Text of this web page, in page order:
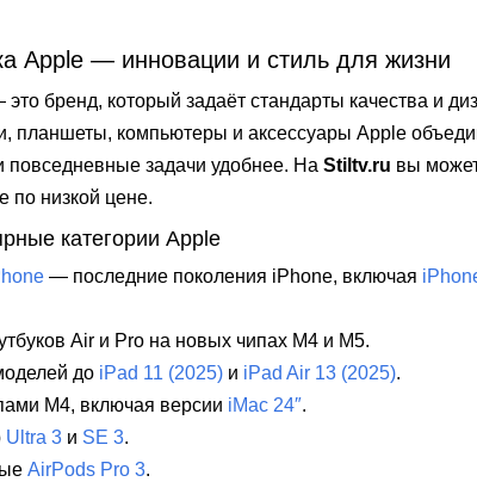
Apple — инновации и стиль для жизни
бренд, который задаёт стандарты качества и
планшеты, компьютеры и аксессуары Apple
повседневные задачи удобнее. На Stiltv.ru вы
по низкой цене.
категории Apple
— последние поколения iPhone, включая
Air и Pro на новых чипах M4 и M5.
до iPad 11 (2025)и iPad Air 13 (2025).
M4, включая версии iMac 24″.
Ultra 3и SE 3.
AirPods Pro 3.